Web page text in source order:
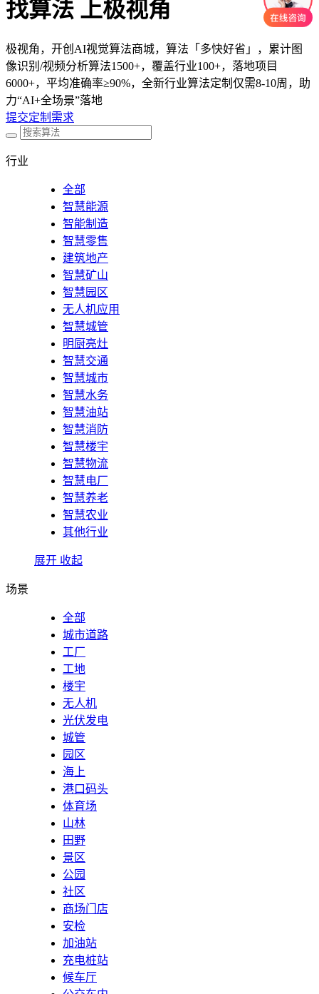
找算法 上极视角
极视角，开创AI视觉算法商城，算法「多快好省」，累计图
像识别/视频分析算法1500+，覆盖行业100+，落地项目
6000+，平均准确率≥90%，全新行业算法定制仅需8-10周，助
力“AI+全场景”落地
提交定制需求
行业
全部
智慧能源
智能制造
智慧零售
建筑地产
智慧矿山
智慧园区
无人机应用
智慧城管
明厨亮灶
智慧交通
智慧城市
智慧水务
智慧油站
智慧消防
智慧楼宇
智慧物流
智慧电厂
智慧养老
智慧农业
其他行业
展开 收起
场景
全部
城市道路
工厂
工地
楼宇
无人机
光伏发电
城管
园区
海上
港口码头
体育场
山林
田野
景区
公园
社区
商场门店
安检
加油站
充电桩站
候车厅